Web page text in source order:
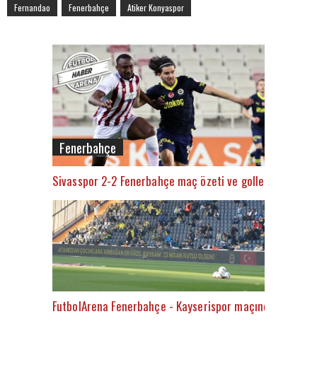
Fernandao Fenerbahçe Atiker Konyaspor
Fenerbahçe
Sivasspor 2-2 Fenerbahçe maç özeti ve golleri (İZLE)
FutbolArena Fenerbahçe - Kayserispor maçında